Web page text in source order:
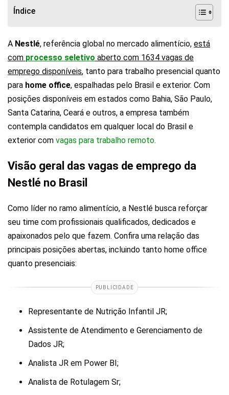
Índice
A Nestlé, referência global no mercado alimentício, está
com processo seletivo aberto com 1634 vagas de
emprego disponíveis, tanto para trabalho presencial quanto
para home office, espalhadas pelo Brasil e exterior. Com
posições disponíveis em estados como Bahia, São Paulo,
Santa Catarina, Ceará e outros, a empresa também
contempla candidatos em qualquer local do Brasil e
exterior com vagas para trabalho remoto.
Visão geral das vagas de emprego da
Nestlé no Brasil
Como líder no ramo alimentício, a Nestlé busca reforçar
seu time com profissionais qualificados, dedicados e
apaixonados pelo que fazem. Confira uma relação das
principais posições abertas, incluindo tanto home office
quanto presenciais:
PUBLICIDADE
Representante de Nutrição Infantil JR;
Assistente de Atendimento e Gerenciamento de
Dados JR;
Analista JR em Power BI;
Analista de Rotulagem Sr;